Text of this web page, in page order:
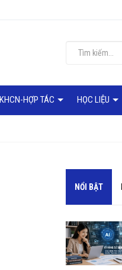
KHCN-HỢP TÁC HỌC LIỆU
NỔI BẬT